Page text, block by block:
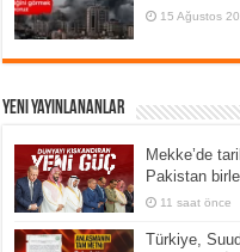
15 Ağustos
Yeni Yayınlananlar
Mekke’de
Pakistan
11 saat önce
Türkiye,